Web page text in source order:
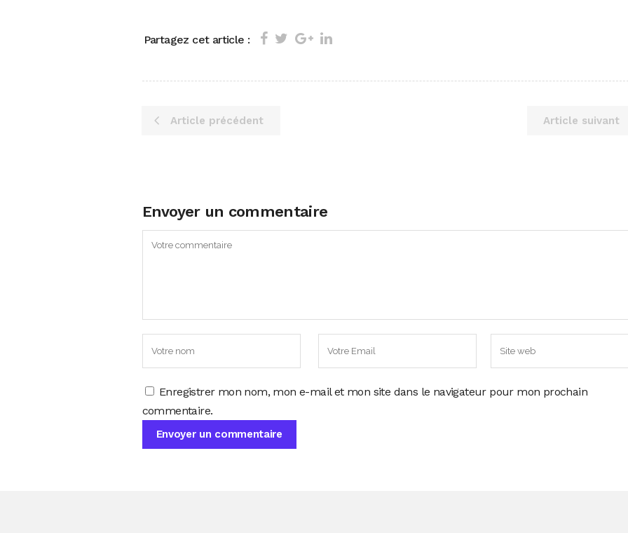
Partagez cet article :
Article précédent Article suivant
Envoyer un commentaire
Enregistrer mon nom, mon e-mail et mon site dans le navigateur pour mon prochain
commentaire.